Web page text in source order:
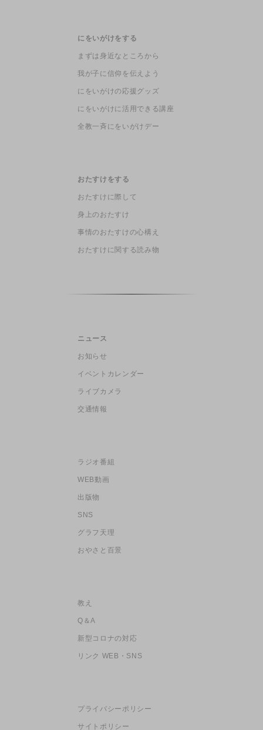
にをいがけをする
まずは身近なところから
我が子に信仰を伝えよう
にをいがけの応援グッズ
にをいがけに活用できる講座
全教一斉にをいがけデー
おたすけをする
おたすけに際して
身上のおたすけ
事情のおたすけの心構え
おたすけに関する読み物
ニュース
お知らせ
イベントカレンダー
ライブカメラ
交通情報
ラジオ番組
WEB動画
出版物
SNS
グラフ天理
おやさと百景
教え
Q＆A
新型コロナの対応
リンク WEB・SNS
プライバシーポリシー
サイトポリシー